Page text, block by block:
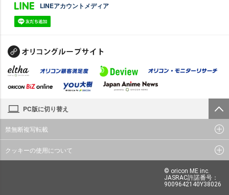
LINEアカウントメディア
PC版に切り替え
禁無断複写転載
クッキーの使用について
© oricon ME inc.
JASRAC許諾番号：
9009642140Y38026